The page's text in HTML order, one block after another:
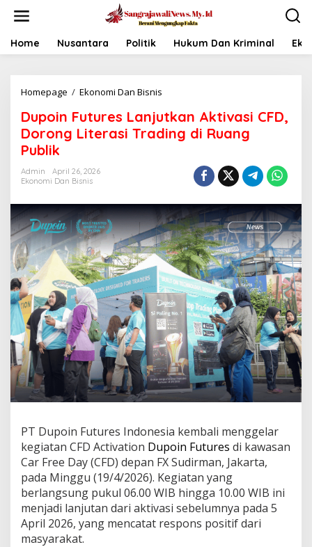
t
Home Nusantara Politik Hukum Dan Kriminal
Homepage / Ekonomi Dan Bisnis
p
o
i
u
r
e
s
L
a
n
j
u
t
k
a
n
A
k
t
i
a
s
i
C
F
D
,
o
Dupoin Futures Lanjutkan Aktivasi CFD,
Dorong Literasi Trading di Ruang
Publik
Admin
April 26, 2026
Ekonomi Dan Bisnis
PT Dupoin Futures Indonesia kembali menggelar
kegiatan CFD Activation Dupoin Futures di kawasan
Car Free Day (CFD) depan FX Sudirman, Jakarta,
pada Minggu (19/4/2026). Kegiatan yang
berlangsung pukul 06.00 WIB hingga 10.00 WIB ini
menjadi lanjutan dari aktivasi sebelumnya pada 5
April 2026, yang mencatat respons positif dari
masyarakat.